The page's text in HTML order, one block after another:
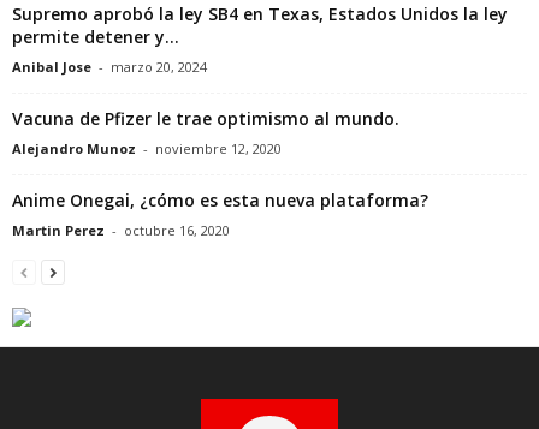
Supremo aprobó la ley SB4 en Texas, Estados Unidos la ley
permite detener y...
Anibal Jose - marzo 20, 2024
Vacuna de Pfizer le trae optimismo al mundo.
Alejandro Munoz - noviembre 12, 2020
Anime Onegai, ¿cómo es esta nueva plataforma?
Martin Perez - octubre 16, 2020